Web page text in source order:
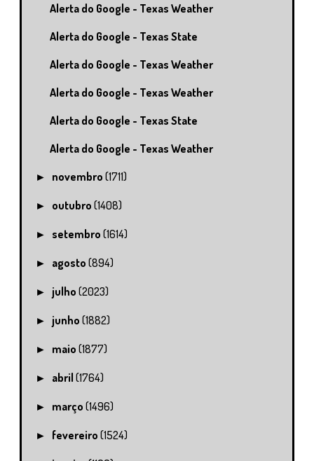
Alerta do Google - Texas Weather
Alerta do Google - Texas State
Alerta do Google - Texas Weather
Alerta do Google - Texas Weather
Alerta do Google - Texas State
Alerta do Google - Texas Weather
► novembro(1711)
► outubro(1408)
► setembro(1614)
► agosto(894)
► julho(2023)
► junho(1882)
► maio(1877)
► abril(1764)
► março(1496)
► fevereiro(1524)